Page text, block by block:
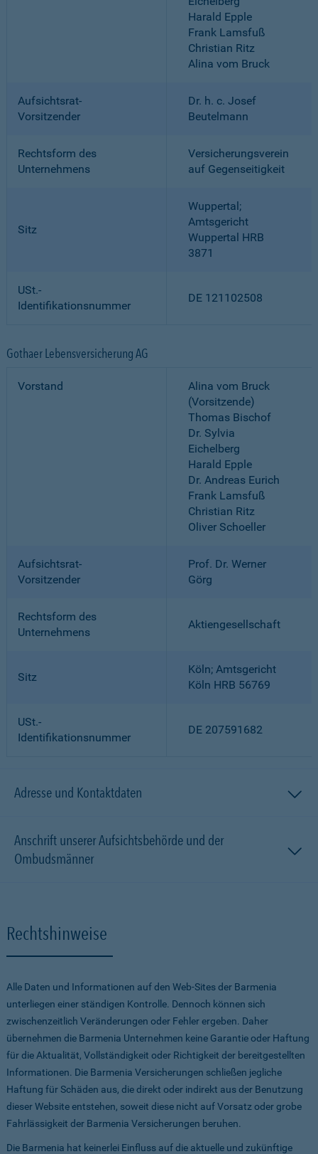
Harald Epple
Frank Lamsfuß
Christian Ritz
Alina vom Bruck
Aufsichtsrat-
Vorsitzender
Dr. h. c. Josef
Beutelmann
Rechtsform des
Unternehmens
Versicherungsverein
auf Gegenseitigkeit
Sitz
Wuppertal;
Amtsgericht
Wuppertal HRB
3871
USt.-
Identifikationsnummer
DE 121102508
Gothaer Lebensversicherung AG
Vorstand
Alina vom Bruck
(Vorsitzende)
Thomas Bischof
Dr. Sylvia
Eichelberg
Harald Epple
Dr. Andreas Eurich
Frank Lamsfuß
Christian Ritz
Oliver Schoeller
Aufsichtsrat-
Vorsitzender
Prof. Dr. Werner
Görg
Rechtsform des
Unternehmens
Aktiengesellschaft
Sitz
Köln; Amtsgericht
Köln HRB 56769
USt.-
Identifikationsnummer
DE 207591682
Adresse und Kontaktdaten
Anschrift unserer Aufsichtsbehörde und der
Ombudsmänner
Rechtshinweise
Alle Daten und Informationen auf den Web-Sites der Barmenia
unterliegen einer ständigen Kontrolle. Dennoch können sich
zwischenzeitlich Veränderungen oder Fehler ergeben. Daher
übernehmen die Barmenia Unternehmen keine Garantie oder Haftung
für die Aktualität, Vollständigkeit oder Richtigkeit der bereitgestellten
Informationen. Die Barmenia Versicherungen schließen jegliche
Haftung für Schäden aus, die direkt oder indirekt aus der Benutzung
dieser Website entstehen, soweit diese nicht auf Vorsatz oder grobe
Fahrlässigkeit der Barmenia Versicherungen beruhen.
Die Barmenia hat keinerlei Einfluss auf die aktuelle und zukünftige